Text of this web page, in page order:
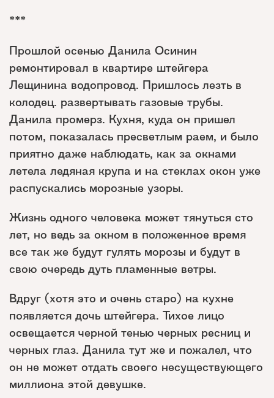
***
Прошлой осенью Данила Осинин
ремонтировал в квартире штейгера
Лещинина водопровод. Пришлось лезть в
колодец. развертывать газовые трубы.
Данила промерз. Кухня, куда он пришел
потом, показалась пресветлым раем, и было
приятно даже наблюдать, как за окнами
летела ледяная крупа и на стеклах окон уже
распускались морозные узоры.
Жизнь одного человека может тянуться сто
лет, но ведь за окном в положенное время
все так же будут гулять морозы и будут в
свою очередь дуть пламенные ветры.
Вдруг (хотя это и очень старо) на кухне
появляется дочь штейгера. Тихое лицо
освещается черной тенью черных ресниц и
черных глаз. Данила тут же и пожалел, что
он не может отдать своего несуществующего
миллиона этой девушке.